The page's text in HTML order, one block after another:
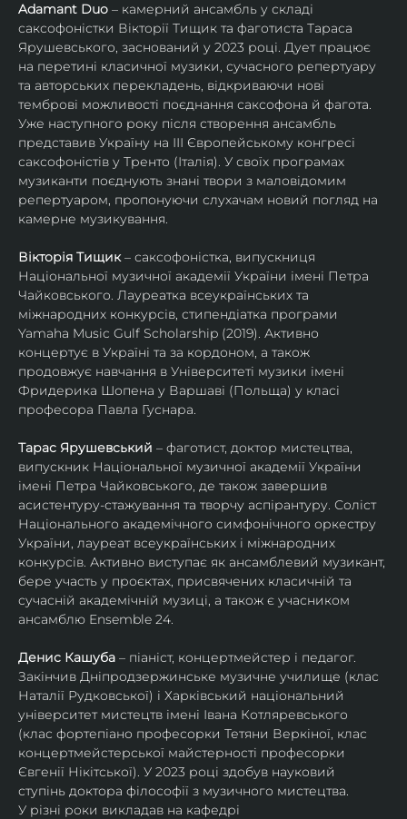
Adamant Duo – камерний ансамбль у складі
саксофоністки Вікторії Тищик та фаготиста Тараса
Ярушевського, заснований у 2023 році. Дует працює
на перетині класичної музики, сучасного репертуару
та авторських перекладень, відкриваючи нові
темброві можливості поєднання саксофона й фагота.
Уже наступного року після створення ансамбль
представив Україну на ІІІ Європейському конгресі
саксофоністів у Тренто (Італія). У своїх програмах
музиканти поєднують знані твори з маловідомим
репертуаром, пропонуючи слухачам новий погляд на
камерне музикування.
Вікторія Тищик – саксофоністка, випускниця
Національної музичної академії України імені Петра
Чайковського. Лауреатка всеукраїнських та
міжнародних конкурсів, стипендіатка програми
Yamaha Music Gulf Scholarship (2019). Активно
концертує в Україні та за кордоном, а також
продовжує навчання в Університеті музики імені
Фридерика Шопена у Варшаві (Польща) у класі
професора Павла Гуснара.
Тарас Ярушевський – фаготист, доктор мистецтва,
випускник Національної музичної академії України
імені Петра Чайковського, де також завершив
асистентуру-стажування та творчу аспірантуру. Соліст
Національного академічного симфонічного оркестру
України, лауреат всеукраїнських і міжнародних
конкурсів. Активно виступає як ансамблевий музикант,
бере участь у проєктах, присвячених класичній та
сучасній академічній музиці, а також є учасником
ансамблю Ensemble 24.
Денис Кашуба – піаніст, концертмейстер і педагог.
Закінчив Дніпродзержинське музичне училище (клас
Наталії Рудковської) і Харківський національний
університет мистецтв імені Івана Котляревського
(клас фортепіано професорки Тетяни Веркіної, клас
концертмейстерської майстерності професорки
Євгенії Нікітської). У 2023 році здобув науковий
ступінь доктора філософії з музичного мистецтва.
У різні роки викладав на кафедрі